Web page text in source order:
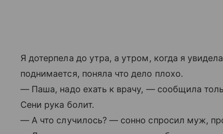
Я дотерпела до утра, а утром, когда я
поднимается, поняла что дело плохо.
— Паша, надо ехать к врачу, — сообщила
Сени рука болит.
— А что случилось? — сонно спросил муж,